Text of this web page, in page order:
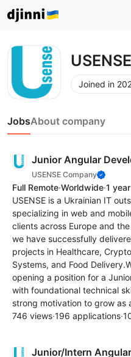
Joined in
JobsAbout company
Junior Angular
USENSE Company
Full Remote·Worldwide·1
USENSE is a Ukrainian IT
specializing in web and
clients across Europe and
we have successfully
projects in Healthcare,
Systems, and Food
opening a position for a
with foundational technical
strong motivation to grow as
746 views·196 applications·
Junior/Intern